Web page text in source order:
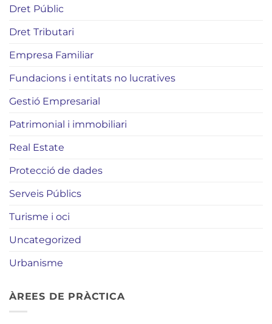
Dret Públic
Dret Tributari
Empresa Familiar
Fundacions i entitats no lucratives
Gestió Empresarial
Patrimonial i immobiliari
Real Estate
Protecció de dades
Serveis Públics
Turisme i oci
Uncategorized
Urbanisme
ÀREES DE PRÀCTICA